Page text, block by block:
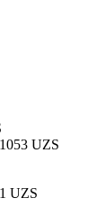
UZS
UZS